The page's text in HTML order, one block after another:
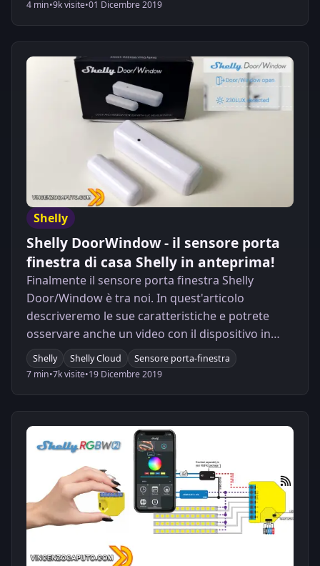
4 min•9k visite•01 Dicembre 2019
Shelly
Shelly DoorWindow - il sensore porta
finestra di casa Shelly in anteprima!
Finalmente il sensore porta finestra Shelly
Door/Window è tra noi. In quest'articolo
descriveremo le sue caratteristiche e potrete
osservare anche un video con il dispositivo in
azione.
Shelly Shelly Cloud
Sensore porta-finestra
7 min•7k visite•19 Dicembre 2019